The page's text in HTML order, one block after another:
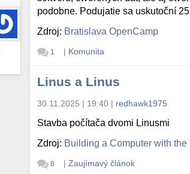
podobne. Podujatie sa uskutoční
Zdroj: Bratislava OpenCamp
1 | Komunita
Linus a Linus
30.11.2025 | 19:40 | redhawk1975
Stavba počítača dvomi Linusmi
Zdroj: Building a Computer with
8 | Zaujímavý článok